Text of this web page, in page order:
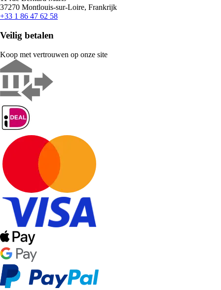
37270 Montlouis-sur-Loire, Frankrijk
+33 1 86 47 62 58
Veilig betalen
Koop met vertrouwen op onze site